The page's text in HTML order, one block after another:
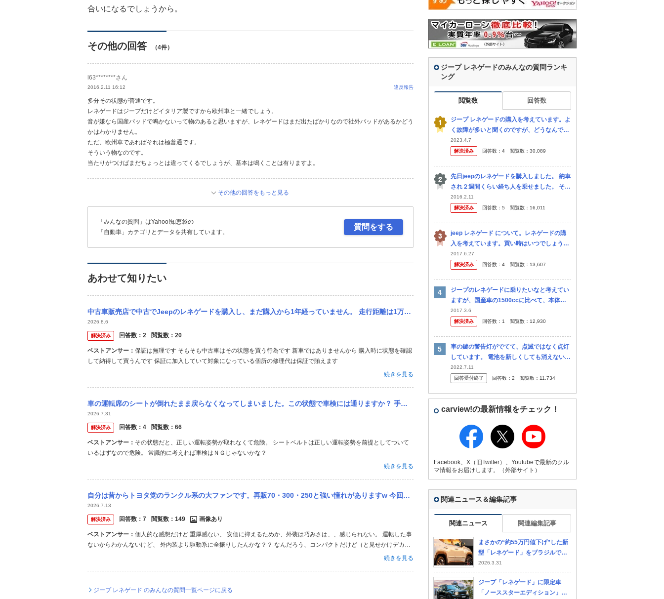
合いになるでしょうから。
その他の回答 （4件）
l63********さん
2016.2.11 16:12 違反報告
多分その状態が普通です。
レネゲードはジープだけどイタリア製ですから欧州車と一緒でしょう。
音が嫌なら国産パッドで鳴かないって物のあると思いますが、レネゲードはまだ出たばかりなので社外パッドがあるかどう
かはわかりません。
ただ、欧州車であればそれは極普通です。
そういう物なのです。
当たりがつけばまだちょっとは違ってくるでしょうが、基本は鳴くことは有りますよ。
その他の回答をもっと見る
「みんなの質問」はYahoo!知恵袋の
「自動車」カテゴリとデータを共有しています。
質問をする
あわせて知りたい
中古車販売店で中古でJeepのレネゲードを購入し、まだ購入から1年経っていません。 走行距離は1万キロで買って1万8千キロ位まで走りました。 先日、Jeep専門店でオイル交換をお願いしたところ...
2026.8.6
解決済み 回答数： 2 閲覧数： 20
ベストアンサー： 保証は無理です そもそも中古車はその状態を買う行為です 新車ではありませんから 購入時に状態を確認
して納得して買うんです 保証に加入していて対象になっている個所の修理代は保証で賄えます
続きを見る
車の運転席のシートが倒れたまま戻らなくなってしまいました。この状態で車検には通りますか？ 手動でリクライニングするタイプのシートになります。完全にフラットにはなってないのでクッションを挟むなどし...
2026.7.31
解決済み 回答数： 4 閲覧数： 66
ベストアンサー： その状態だと、正しい運転姿勢が取れなくて危険。 シートベルトは正しい運転姿勢を前提としてついて
いるはずなので危険。 常識的に考えれば車検はＮＧじゃないかな？
続きを見る
自分は昔からトヨタ党のランクル系の大ファンです。再販70・300・250と強い憧れがありますw 今回のランクルFJも大変興味があり かっこいいんだろうな〜って思ってました... つい先日、停車し...
2026.7.13
解決済み 回答数： 7 閲覧数： 149 画像あり
ベストアンサー： 個人的な感想だけど 重厚感ない、 安価に抑えるためか、外装は巧みさは、、感じられない。 運転した事
ないからわかんないけど、 外内装より駆動系に全振りしたんかな？？ なんだろう、コンパクトだけど（と見せかけデカい
続きを見る
ジープ レネゲード のみんなの質問一覧ページに戻る
ジープ レネゲードのみんなの質問ランキ
ング
閲覧数 回答数
ジープ レネゲードの購入を考えています。よ
く故障が多いと聞くのですが、どうなんでし
ょうか？？ やはり、そういった故障に備えて
保証は付けようと思っていますが、どういっ
2023.4.7
解決済み
回答数： 4 閲覧数： 30,089
先日jeepのレネゲードを購入しました。 納車
され２週間くらい経ち人を乗せました。 その
ときからですが、ブレーキ音が気になり始め
ました。１人のときは目立たないのですが、
2016.2.11
解決済み
回答数： 5 閲覧数： 16,011
jeep レネゲード について。レネゲードの購
入を考えています。買い時はいつでしょう
か？レネゲードの評価、これから安くなるの
か、納車まで数ヶ月かかるのか、など意見を
2017.6.27
解決済み
回答数： 4 閲覧数： 13,607
ジープのレネゲードに乗りたいなと考えてい
ますが、国産車の1500ccに比べて、本体価
格以外に維持費が相当かかりますか？ 燃費も
さほど気にはしませんが、車検費用や車両保
2017.3.6
解決済み
回答数： 1 閲覧数： 12,930
車の鍵の警告灯がでてて、点滅ではなく点灯
しています。 電池を新しくしても消えないの
ですが どういう意味でしょうか。 詳しい方
お願いします ジープレネゲードです
2022.7.11
回答受付終了
回答数： 2 閲覧数： 11,734
carview!の最新情報をチェック！
Facebook、X（旧Twitter）、Youtubeで最新のクル
マ情報をお届けします。（外部サイト）
関連ニュース＆編集記事
関連ニュース 関連編集記事
まさかの“約55万円値下げ”した新
型「レネゲード」をブラジルで発
表！ トヨタ「ヤリスクロス」サイ
ズの4.2m級ボディ採用！ “170馬
力超え”の1.3L「直4ターボ」搭載
のジープ「新モデル」登場
2026.3.31
ジープ「レネゲード」に限定車
「ノーススターエディション」